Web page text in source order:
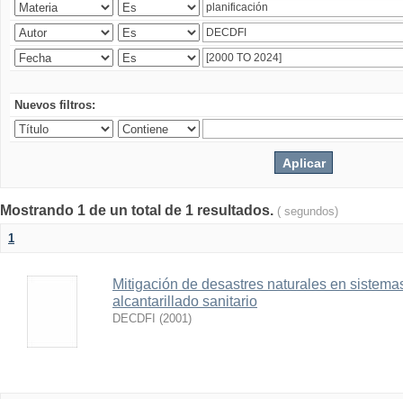
Nuevos filtros:
Mostrando 1 de un total de 1 resultados. ( segundos)
1
Mitigación de desastres naturales en
alcantarillado sanitario
DECDFI (2001)